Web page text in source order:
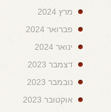
מרץ 2024
פברואר 2024
ינואר 2024
דצמבר 2023
נובמבר 2023
אוקטובר 2023